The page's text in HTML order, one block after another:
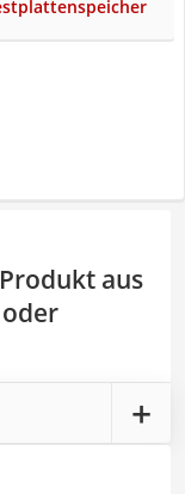
aus